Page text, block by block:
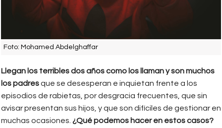
Foto: Mohamed Abdelghaffar
Llegan los terribles dos años como los llaman y son muchos
los padresque se desesperan e inquietan frente a los
episodios de rabietas, por desgracia frecuentes, que sin
avisar presentan sus hijos, y que son difíciles de gestionar en
muchas ocasiones. ¿Qué podemos hacer en estos casos?